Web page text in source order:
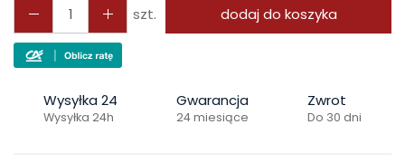
szt. dodaj do koszyka
Wysyłka 24
Wysyłka 24h
Gwarancja
24 miesiące
Zwrot
Do 30 dni